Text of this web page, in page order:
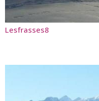
Lesfrasses8